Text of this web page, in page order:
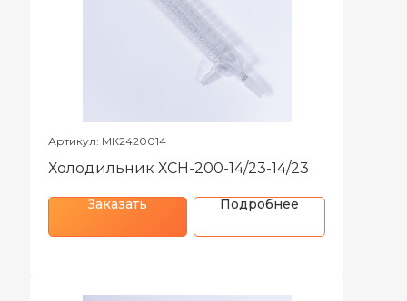
Артикул: МК2420014
Холодильник ХСН-200-14/23-14/23
Заказать Подробнее